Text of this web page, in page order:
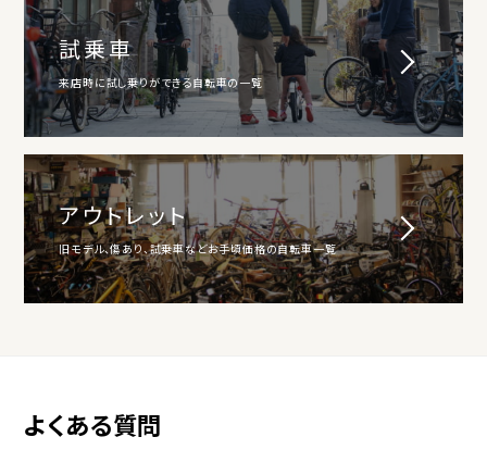
試乗車
来店時に試し乗りができる自転車の一覧
アウトレット
旧モデル、傷あり、試乗車などお手頃価格の自転車一覧
よくある質問